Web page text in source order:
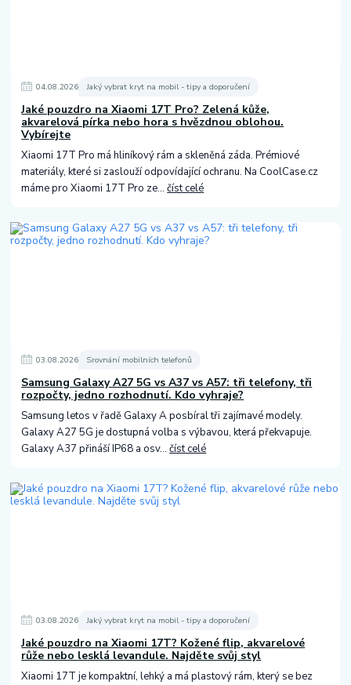
04.08.2026 Jaký vybrat kryt na mobil - tipy a doporučení
Jaké pouzdro na Xiaomi 17T Pro? Zelená kůže,
akvarelová pírka nebo hora s hvězdnou oblohou.
Vybírejte
Xiaomi 17T Pro má hliníkový rám a skleněná záda. Prémiové
materiály, které si zaslouží odpovídající ochranu. Na CoolCase.cz
máme pro Xiaomi 17T Pro ze...číst celé
03.08.2026 Srovnání mobilních telefonů
Samsung Galaxy A27 5G vs A37 vs A57: tři telefony, tři
rozpočty, jedno rozhodnutí. Kdo vyhraje?
Samsung letos v řadě Galaxy A posbíral tři zajímavé modely.
Galaxy A27 5G je dostupná volba s výbavou, která překvapuje.
Galaxy A37 přináší IP68 a osv...číst celé
03.08.2026 Jaký vybrat kryt na mobil - tipy a doporučení
Jaké pouzdro na Xiaomi 17T? Kožené flip, akvarelové
růže nebo lesklá levandule. Najděte svůj styl
Xiaomi 17T je kompaktní, lehký a má plastový rám, který se bez